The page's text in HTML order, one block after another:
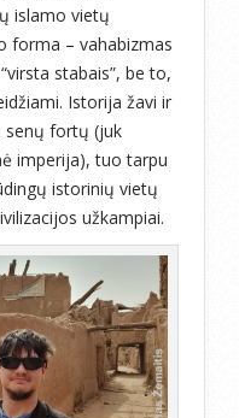
islamo vietų
forma – vahabizmas
stabais”, be to,
Istorija žavi ir
senų fortų (juk
imperija), tuo tarpu
istorinių vietų
užkampiai.